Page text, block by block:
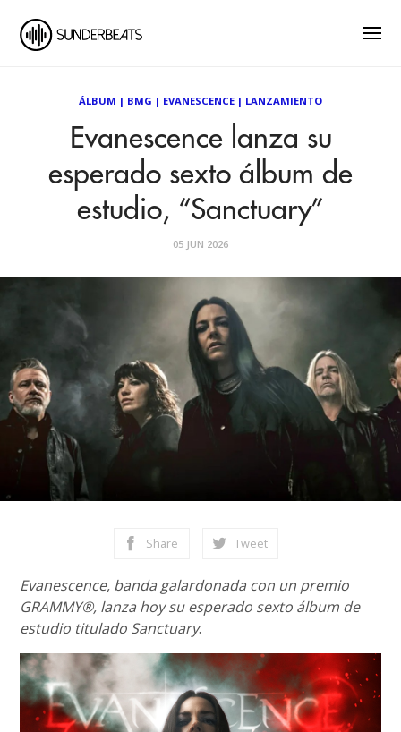
ÁLBUM | BMG | EVANESCENCE | LANZAMIENTO
Evanescence lanza su
esperado sexto álbum de
estudio, “Sanctuary”
05 JUN 2026
Share Tweet
Evanescence, banda galardonada con un premio
GRAMMY®, lanza hoy su esperado sexto álbum de
estudio titulado Sanctuary.